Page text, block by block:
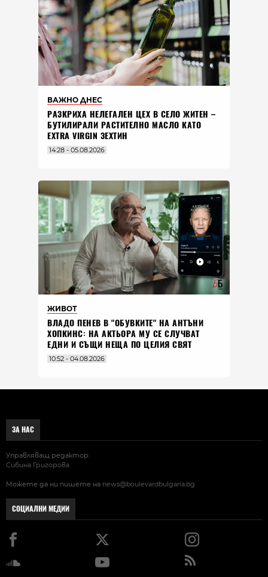
ВАЖНО ДНЕС
РАЗКРИХА НЕЛЕГАЛЕН ЦЕХ В СЕЛО ЖИТЕН –
БУТИЛИРАЛИ РАСТИТЕЛНО МАСЛО КАТО
EXTRA VIRGIN ЗЕХТИН
14:28 - 05.08.2026
ЖИВОТ
ВЛАДO ПЕНЕВ В "ОБУВКИТЕ" НА АНТЪНИ
ХОПКИНС: НА АКТЬОРА МУ СЕ СЛУЧВАТ
ЕДНИ И СЪЩИ НЕЩА ПО ЦЕЛИЯ СВЯТ
10:52 - 04.08.2026
ЗА НАС
Управляващ редактор:
Сибина Григорова
Можете да ни пишете на news@boulevardbulgaria.bg
СОЦИАЛНИ МЕДИИ